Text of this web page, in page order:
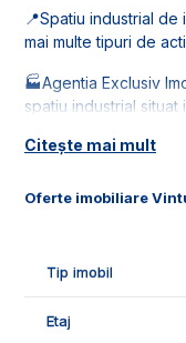
Oferte imobiliare
📍Spatiu industrial
mai multe tipuri de
🏭Agentia Exclusiv
spatiu industrial
Strada de acces este
- 1 bucatarie;
- 2 spatii de
Citește mai mult
Tip imobil
Etaj